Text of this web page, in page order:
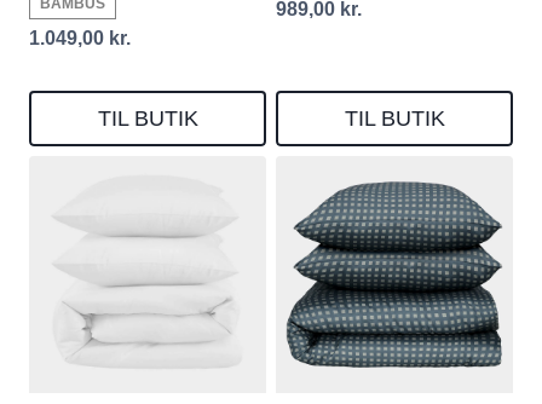
1.049,00 kr.
TIL BUTIK
989,00 kr.
TIL BUTIK